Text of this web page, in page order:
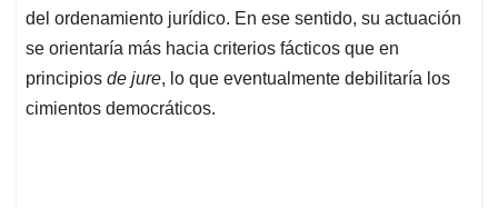
del ordenamiento jurídico. En ese sentido, su actuación
se orientaría más hacia criterios fácticos que en
principios de jure, lo que eventualmente debilitaría los
cimientos democráticos.